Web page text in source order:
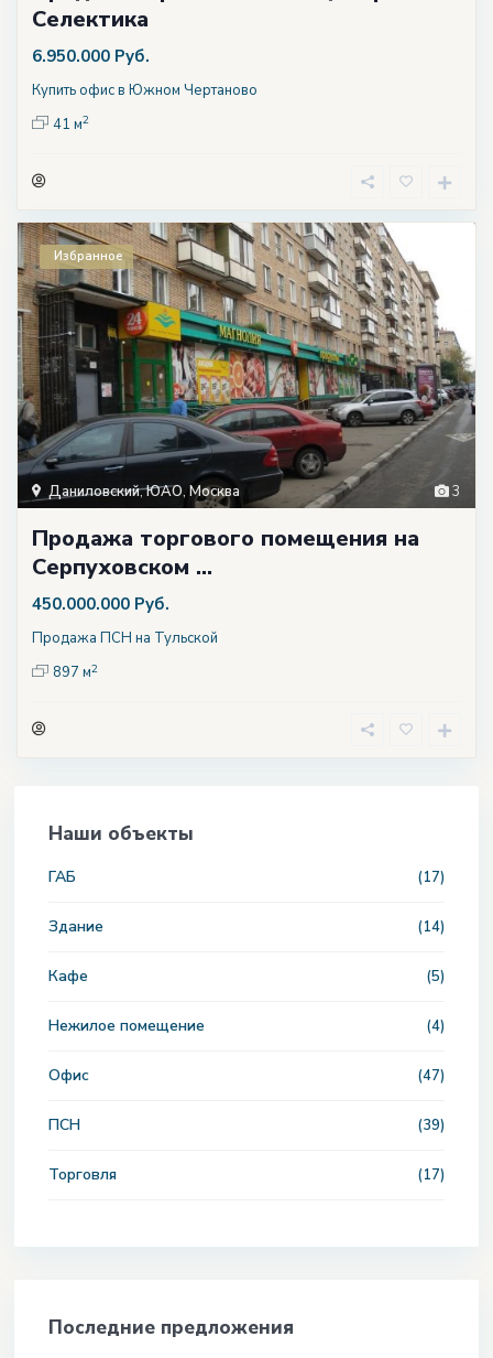
Селектика
6.950.000 Руб.
Купить офис в Южном Чертаново
41 м2
3
Даниловский,ЮАО, Москва
Избранное
Продажа торгового помещения на
Серпуховском ...
450.000.000 Руб.
Продажа ПСН на Тульской
897 м2
Наши объекты
ГАБ (17)
Здание (14)
Кафе (5)
Нежилое помещение (4)
Офис (47)
ПСН (39)
Торговля (17)
Последние предложения